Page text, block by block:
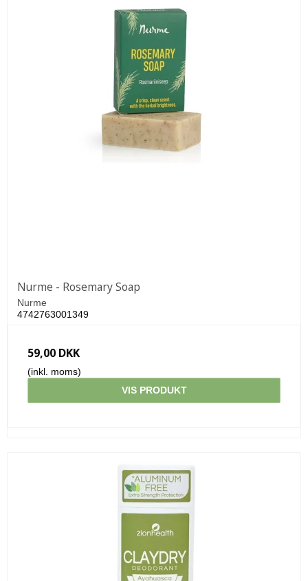
Nurme - Rosemary Soap
Nurme
4742763001349
59,00 DKK
(inkl. moms)
VIS PRODUKT